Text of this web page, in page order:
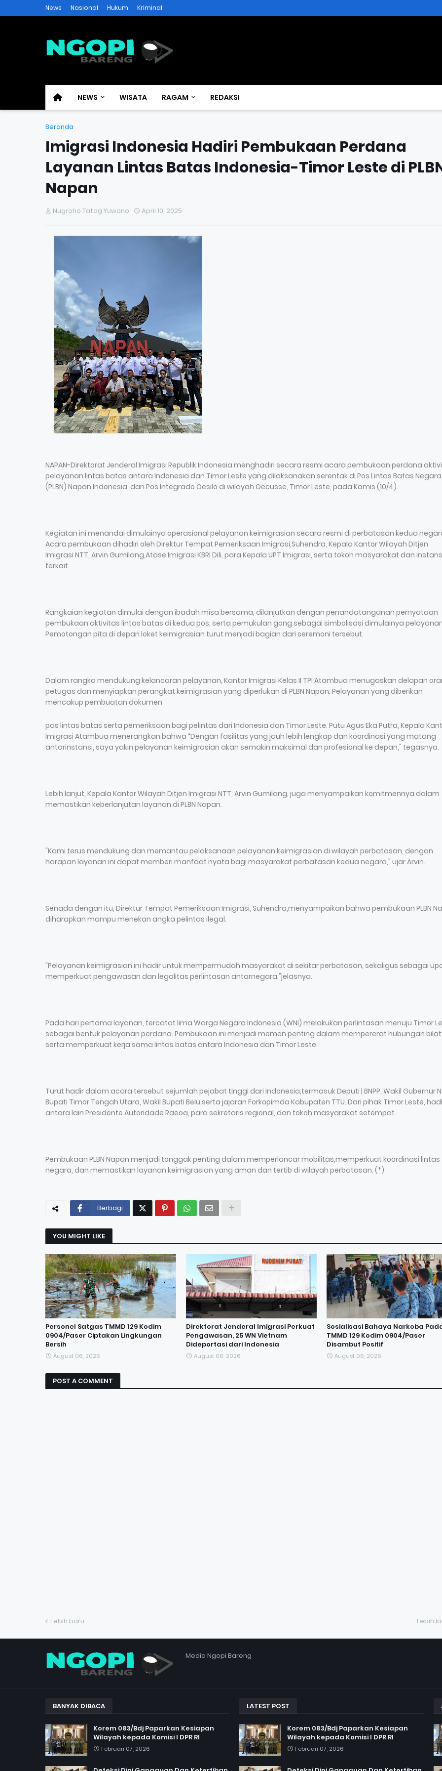
News Nasional Hukum Kriminal
NEWS WISATA RAGAM REDAKSI
Beranda
Imigrasi Indonesia Hadiri Pembukaan Perdana
Layanan Lintas Batas Indonesia-Timor Leste di
Napan
Nugroho Tatag Yuwono April 10, 2025
NAPAN-Direktorat Jenderal Imigrasi Republik Indonesia menghadiri secara resmi acara pembukaan perdana
pelayanan lintas batas antara Indonesia dan Timor Leste yang dilaksanakan serentak di Pos Lintas Batas Negara
(PLBN) Napan,Indonesia, dan Pos Integrado Oesilo di wilayah Oecusse, Timor Leste, pada Kamis (10/4).
Kegiatan ini menandai dimulainya operasional pelayanan keimigrasian secara resmi di perbatasan kedua
Acara pembukaan dihadiri oleh Direktur Tempat Pemeriksaan Imigrasi,Suhendra, Kepala Kantor Wilayah Ditjen
Imigrasi NTT, Arvin Gumilang,Atase Imigrasi KBRI Dili, para Kepala UPT Imigrasi, serta tokoh masyarakat dan
terkait.
Rangkaian kegiatan dimulai dengan ibadah misa bersama, dilanjutkan dengan penandatanganan pernyataan
pembukaan aktivitas lintas batas di kedua pos, serta pemukulan gong sebagai simbolisasi dimulainya
Pemotongan pita di depan loket keimigrasian turut menjadi bagian dari seremoni tersebut.
Dalam rangka mendukung kelancaran pelayanan, Kantor Imigrasi Kelas II TPI Atambua menugaskan delapan
petugas dan menyiapkan perangkat keimigrasian yang diperlukan di PLBN Napan. Pelayanan yang diberikan
mencakup pembuatan dokumen
pas lintas batas serta pemeriksaan bagi pelintas dari Indonesia dan Timor Leste. Putu Agus Eka Putra, Kepala
Imigrasi Atambua menerangkan bahwa “Dengan fasilitas yang jauh lebih lengkap dan koordinasi yang matang
antarinstansi, saya yakin pelayanan keimigrasian akan semakin maksimal dan profesional ke depan," tegasnya.
Lebih lanjut, Kepala Kantor Wilayah Ditjen Imigrasi NTT, Arvin Gumilang, juga menyampaikan komitmennya dalam
memastikan keberlanjutan layanan di PLBN Napan.
"Kami terus mendukung dan memantau pelaksanaan pelayanan keimigrasian di wilayah perbatasan, dengan
harapan layanan ini dapat memberi manfaat nyata bagi masyarakat perbatasan kedua negara," ujar Arvin.
Senada dengan itu, Direktur Tempat Pemeriksaan Imigrasi, Suhendra,menyampaikan bahwa pembukaan PLBN
diharapkan mampu menekan angka pelintas ilegal.
"Pelayanan keimigrasian ini hadir untuk mempermudah masyarakat di sekitar perbatasan, sekaligus sebagai
memperkuat pengawasan dan legalitas perlintasan antarnegara,"jelasnya.
Pada hari pertama layanan, tercatat lima Warga Negara Indonesia (WNI) melakukan perlintasan menuju Timor
sebagai bentuk pelayanan perdana. Pembukaan ini menjadi momen penting dalam mempererat hubungan
serta memperkuat kerja sama lintas batas antara Indonesia dan Timor Leste.
Turut hadir dalam acara tersebut sejumlah pejabat tinggi dari Indonesia,termasuk Deputi | BNPP, Wakil Gubernur
Bupati Timor Tengah Utara, Wakil Bupati Belu,serta jajaran Forkopimda Kabupaten TTU. Dari pihak Timor Leste,
antara lain Presidente Autoridade Raeoa, para sekretaris regional, dan tokoh masyarakat setempat.
Pembukaan PLBN Napan menjadi tonggak penting dalam memperlancar mobilitas,memperkuat koordinasi lintas
negara, dan memastikan layanan keimigrasian yang aman dan tertib di wilayah perbatasan. (*)
Berbagi
YOU MIGHT LIKE
Personel Satgas TMMD 129 Kodim
0904/Paser Ciptakan Lingkungan
Bersih
August 06, 2026
Direktorat Jenderal Imigrasi Perkuat
Pengawasan, 25 WN Vietnam
Dideportasi dari Indonesia
August 06, 2026
Sosialisasi Bahaya Narkoba
TMMD 129 Kodim 0904/Paser
Disambut Positif
August 06, 2026
POST A COMMENT
Lebih baru Lebih
Media Ngopi Bareng
BANYAK DIBACA
Korem 083/Bdj Paparkan Kesiapan
Wilayah kepada Komisi I DPR RI
Februari 07, 2026
LATEST POST
Korem 083/Bdj Paparkan Kesiapan
Wilayah kepada Komisi I DPR RI
Februari 07, 2026